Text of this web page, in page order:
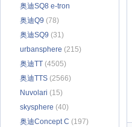
奥迪SQ8 e-tron
Sportback(203)
奥迪Q9 (78)
奥迪SQ9 (31)
urbansphere (215)
奥迪TT (4505)
奥迪TTS (2566)
Nuvolari (15)
skysphere (40)
奥迪Concept C (197)